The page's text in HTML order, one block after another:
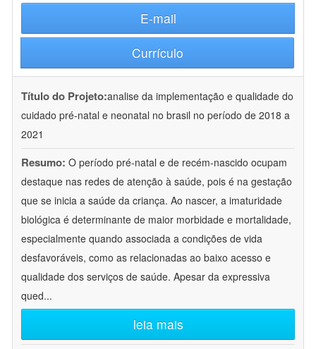
E-mail
Currículo
Título do Projeto:analise da implementação e qualidade do
cuidado pré-natal e neonatal no brasil no período de 2018 a
2021
Resumo: O período pré-natal e de recém-nascido ocupam
destaque nas redes de atenção à saúde, pois é na gestação
que se inicia a saúde da criança. Ao nascer, a imaturidade
biológica é determinante de maior morbidade e mortalidade,
especialmente quando associada a condições de vida
desfavoráveis, como as relacionadas ao baixo acesso e
qualidade dos serviços de saúde. Apesar da expressiva
qued...
leia mais